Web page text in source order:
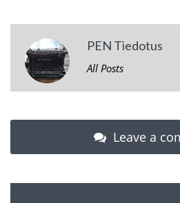
PEN Tiedotus
All Posts
Leave a